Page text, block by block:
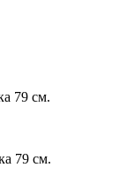
79 см.
79 см.